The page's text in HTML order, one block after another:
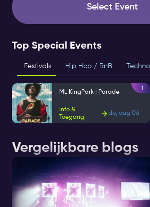
Select Event
Top Special Events
Festivals Hip Hop / RnB
ML KingPark | Parade
Info &
Toegang
do, aug 06
1
Vergelijkbare blogs